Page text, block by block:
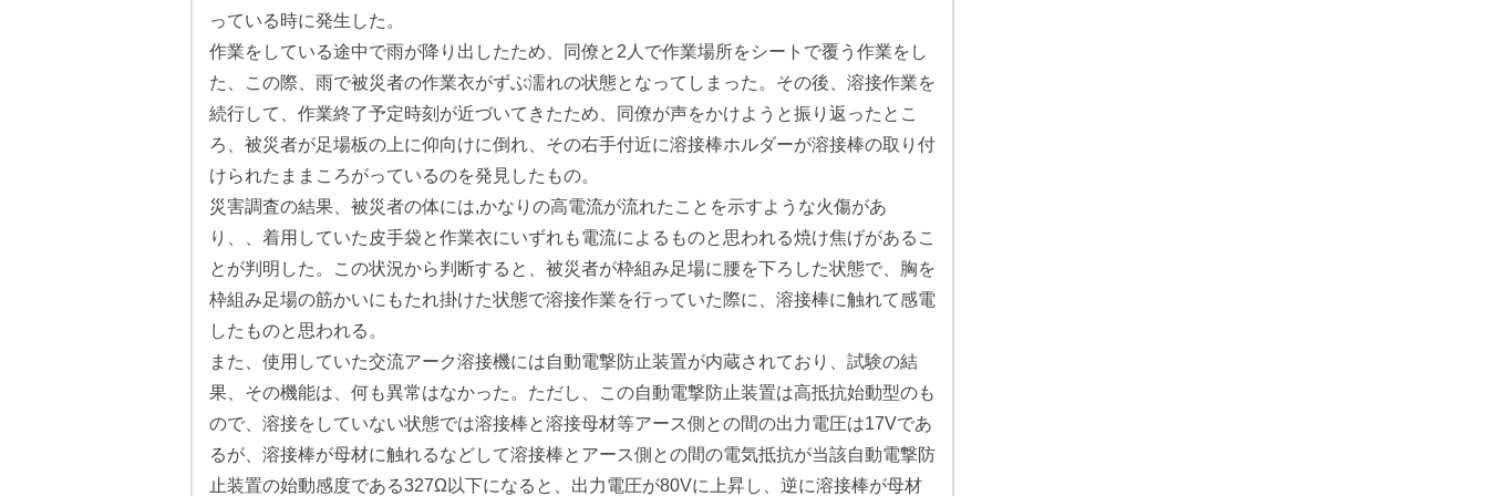
っている時に発生した。
作業をしている途中で雨が降り出したため、同僚と2人で作業場所をシートで覆う作業をし
た、この際、雨で被災者の作業衣がずぶ濡れの状態となってしまった。その後、溶接作業を
続行して、作業終了予定時刻が近づいてきたため、同僚が声をかけようと振り返ったとこ
ろ、被災者が足場板の上に仰向けに倒れ、その右手付近に溶接棒ホルダーが溶接棒の取り付
けられたままころがっているのを発見したもの。
災害調査の結果、被災者の体には,かなりの高電流が流れたことを示すような火傷があ
り、、着用していた皮手袋と作業衣にいずれも電流によるものと思われる焼け焦げがあるこ
とが判明した。この状況から判断すると、被災者が枠組み足場に腰を下ろした状態で、胸を
枠組み足場の筋かいにもたれ掛けた状態で溶接作業を行っていた際に、溶接棒に触れて感電
したものと思われる。
また、使用していた交流アーク溶接機には自動電撃防止装置が内蔵されており、試験の結
果、その機能は、何も異常はなかった。ただし、この自動電撃防止装置は高抵抗始動型のも
ので、溶接をしていない状態では溶接棒と溶接母材等アース側との間の出力電圧は17Vであ
るが、溶接棒が母材に触れるなどして溶接棒とアース側との間の電気抵抗が当該自動電撃防
止装置の始動感度である327Ω以下になると、出力電圧が80Vに上昇し、逆に溶接棒が母材